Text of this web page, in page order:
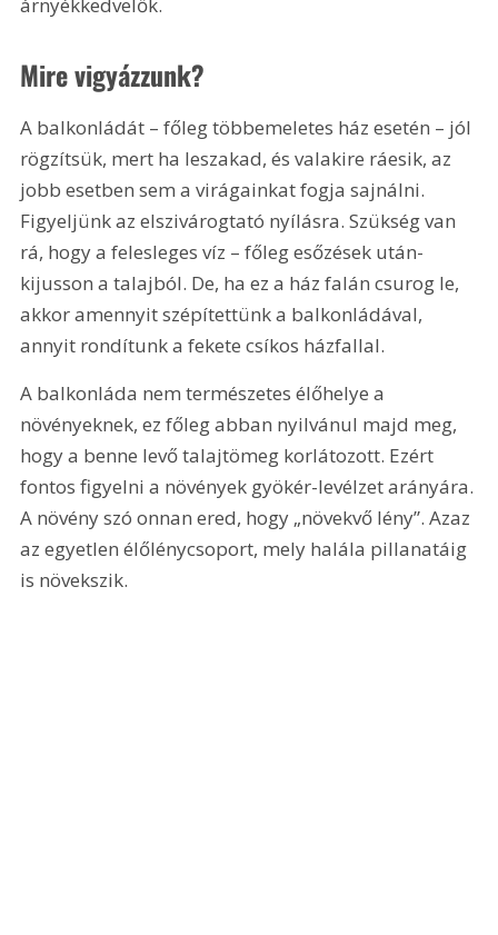
Mire vigyázzunk?
A balkonládát – főleg többemeletes ház esetén – jól
rögzítsük, mert ha leszakad, és valakire ráesik, az
jobb esetben sem a virágainkat fogja sajnálni.
Figyeljünk az elszivárogtató nyílásra. Szükség van
rá, hogy a felesleges víz – főleg esőzések után-
kijusson a talajból. De, ha ez a ház falán csurog le,
akkor amennyit szépítettünk a balkonládával,
annyit rondítunk a fekete csíkos házfallal.
A balkonláda nem természetes élőhelye a
növényeknek, ez főleg abban nyilvánul majd meg,
hogy a benne levő talajtömeg korlátozott. Ezért
fontos figyelni a növények gyökér-levélzet arányára.
A növény szó onnan ered, hogy „növekvő lény”. Azaz
az egyetlen élőlénycsoport, mely halála pillanatáig
is növekszik.